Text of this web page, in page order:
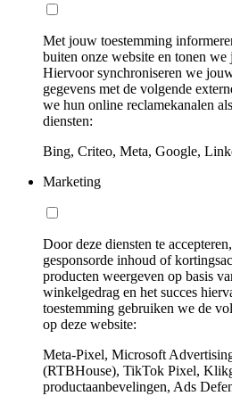
Met jouw toestemming
buiten onze website en tonen we
Hiervoor synchroniseren we
gegevens met de volgende
we hun online reclamekanalen
diensten:
Bing, Criteo, Meta, Google,
Marketing
Door deze diensten te
gesponsorde inhoud of
producten weergeven op basis
winkelgedrag en het succes
toestemming gebruiken we de
op deze website:
Meta-Pixel, Microsoft
(RTBHouse), TikTok Pixel,
productaanbevelingen, Ads